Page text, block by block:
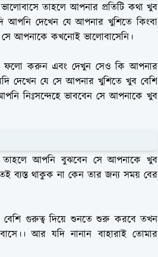
তাহলে আপনার প্রতিটি কথা খুব
দেখেন যে আপনার খুশিতে কিংবা
আপনাকে কখনোই ভালোবাসেনি।
ফলো করুন এবং দেখুন সেও কি আপনার
দেখেন যে সে আপনার খুশিতে খুব বেশি
নিঃসন্দেহে ভাববেন সে আপনাকে খুব
তাহলে আপনি বুঝবেন সে আপনাকে খুব
ব্যস্ত থাকুক না কেন তার জন্য সময় বের
বেশি গুরুত্ব দিয়ে শুনতে শুরু করবে তখন
আর যদি নানান বাহারাই তোমার